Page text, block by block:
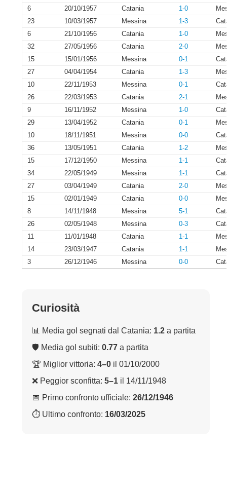
6
20/10/1957 Catania 1-0
23
10/03/1957 Messina 1-3
6
21/10/1956 Catania 1-0
32
27/05/1956 Catania 2-0
15
15/01/1956 Messina 0-1
27
04/04/1954 Catania 1-3
10
22/11/1953 Messina 0-1
26
22/03/1953 Catania 2-1
9
16/11/1952 Messina 1-0
29
13/04/1952 Catania 0-1
10
18/11/1951 Messina 0-0
36
13/05/1951 Catania 1-2
15
17/12/1950 Messina 1-1
34
22/05/1949 Messina 1-1
27
03/04/1949 Catania 2-0
15
02/01/1949 Catania 0-0
8
14/11/1948 Messina 5-1
26
02/05/1948 Messina 0-3
11
11/01/1948 Catania 1-1
14
23/03/1947 Catania 1-1
3
26/12/1946 Messina 0-0
Curiosità
📊 Media gol segnati dal Catania: 1.2 a partita
🛡 Media gol subiti: 0.77 a partita
🏆 Miglior vittoria: 4–0 il 01/10/2000
❌ Peggior sconfitta: 5–1 il 14/11/1948
📅 Primo confronto ufficiale: 26/12/1946
⏱ Ultimo confronto: 16/03/2025